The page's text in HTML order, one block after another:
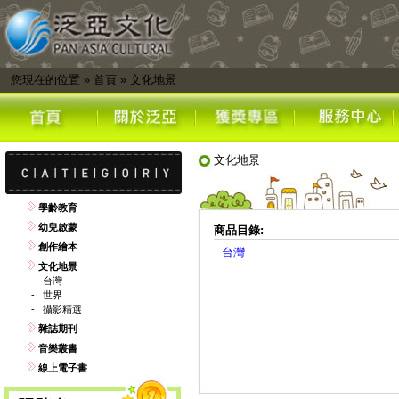
您現在的位置 » 首頁 » 文化地景
學齡教育
幼兒啟蒙
創作繪本
文化地景
- 台灣
- 世界
- 攝影精選
雜誌期刊
音樂叢書
線上電子書
文化地景
商品目錄:
台灣